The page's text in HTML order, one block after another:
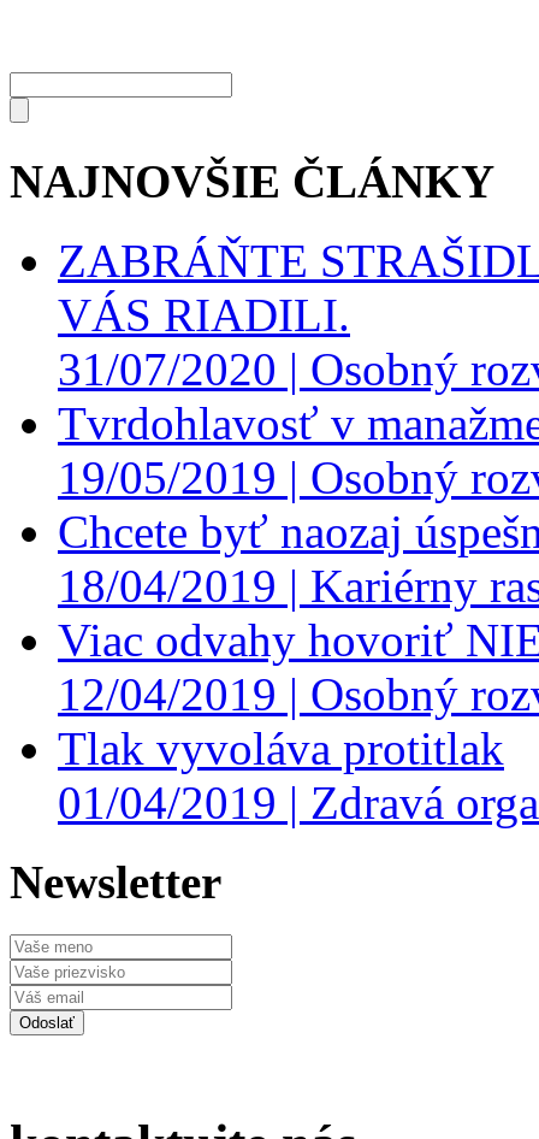
NAJNOVŠIE ČLÁNKY
ZABRÁŇTE
VÁS RIADILI.
31/07/2020 | Osobný
Tvrdohlavosť v
19/05/2019 | Osobný
Chcete byť naozaj
18/04/2019 | Kariérny
Viac odvahy hovoriť
12/04/2019 | Osobný
Tlak vyvoláva protitlak
01/04/2019 | Zdravá
Newsletter